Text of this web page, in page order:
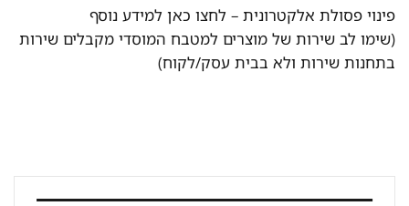
פינוי פסולת אלקטרונית –לחצו כאן למידע נוסף
(שימו לב שירות של מוצרים למטבח המוסדי מקבלים שירות
בתחנות שירות ולא בבית עסק/לקוח)